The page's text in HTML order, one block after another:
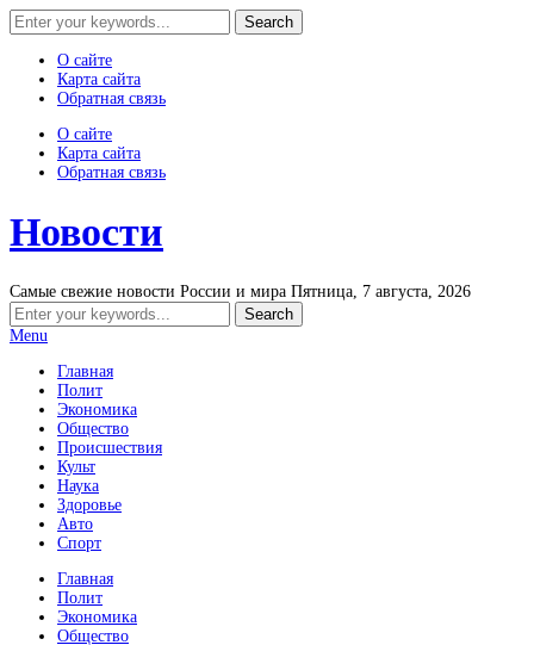
О сайте
Карта сайта
Обратная связь
О сайте
Карта сайта
Обратная связь
Новости
Самые свежие новости России и мира Пятница, 7 августа, 2026
Menu
Главная
Полит
Экономика
Общество
Происшествия
Культ
Наука
Здоровье
Авто
Спорт
Главная
Полит
Экономика
Общество